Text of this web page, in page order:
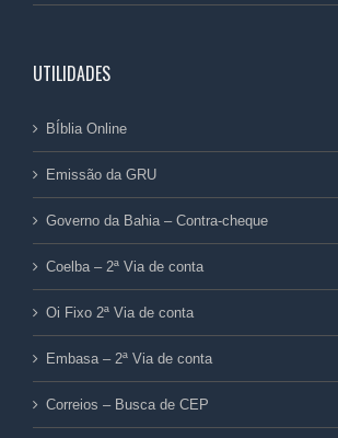
UTILIDADES
BÍblia Online
Emissão da GRU
Governo da Bahia – Contra-cheque
Coelba – 2ª Via de conta
Oi Fixo 2ª Via de conta
Embasa – 2ª Via de conta
Correios – Busca de CEP